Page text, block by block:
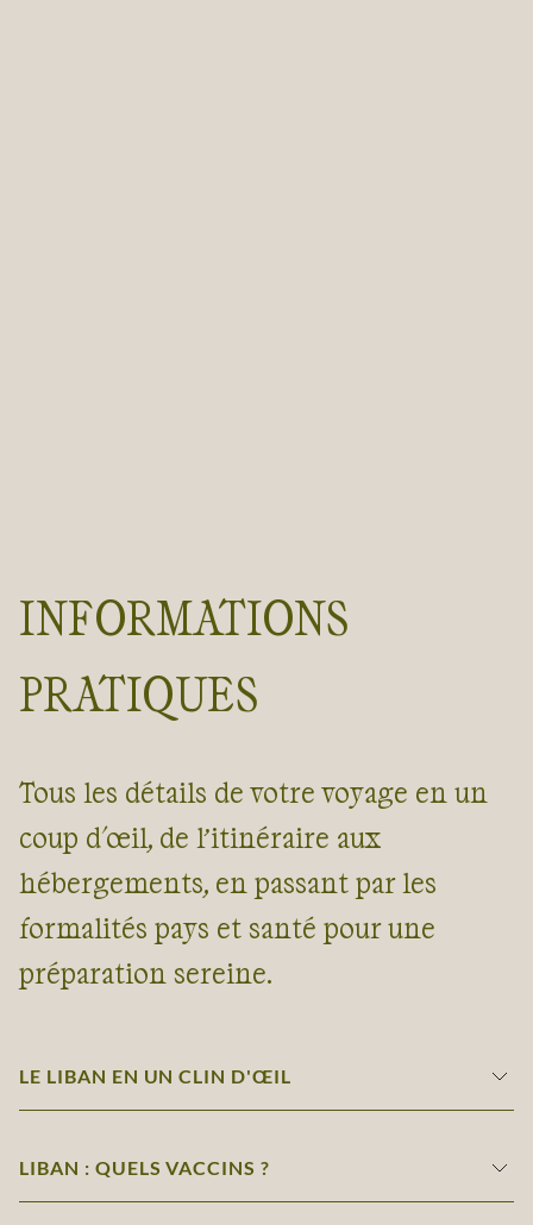
INFORMATIONS
PRATIQUES
Tous les détails de votre voyage en un
coup d'œil, de l’itinéraire aux
hébergements, en passant par les
formalités pays et santé pour une
préparation sereine.
LE LIBAN EN UN CLIN D'ŒIL
LIBAN : QUELS VACCINS ?